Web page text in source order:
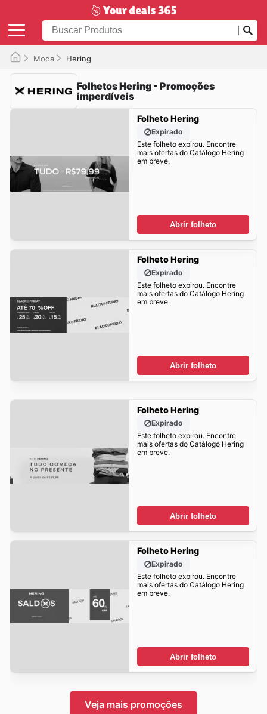
Moda Hering
Folhetos Hering - Promoções
imperdíveis
Folheto Hering
Expirado
Este folheto expirou. Encontre
mais ofertas do Catálogo Hering
em breve.
Abrir folheto
Folheto Hering
Expirado
Este folheto expirou. Encontre
mais ofertas do Catálogo Hering
em breve.
Abrir folheto
Folheto Hering
Expirado
Este folheto expirou. Encontre
mais ofertas do Catálogo Hering
em breve.
Abrir folheto
Folheto Hering
Expirado
Este folheto expirou. Encontre
mais ofertas do Catálogo Hering
em breve.
Abrir folheto
Veja mais promoções